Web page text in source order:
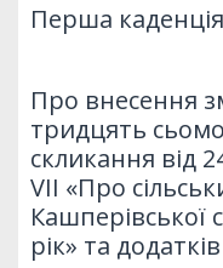
Перша каденція
Про внесення
тридцять
скликання від
VII «Про
Кашперівської
рік» та